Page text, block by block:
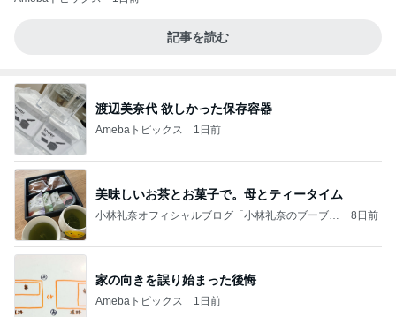
記事を読む
渡辺美奈代 欲しかった保存容器
Amebaトピックス 1日前
美味しいお茶とお菓子で。母とティータイム
小林礼奈オフィシャルブログ「小林礼奈のブーブー
8日前
家の向きを誤り始まった後悔
Amebaトピックス 1日前